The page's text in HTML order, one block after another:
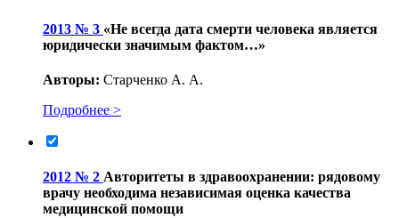
2013 № 3 «Не всегда дата смерти человека является
юридически значимым фактом…»
Авторы: Старченко А. А.
Подробнее >
2012 № 2 Авторитеты в здравоохранении: рядовому
врачу необходима независимая оценка качества
медицинской помощи